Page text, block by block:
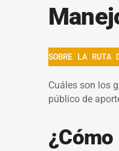
SOBRE LA RUTA
Cuáles son los
público de